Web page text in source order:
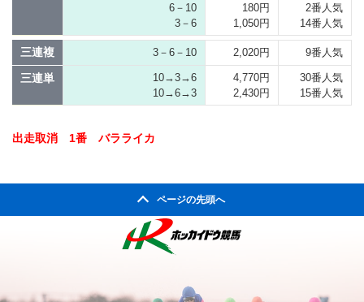
6－10
3－6
180円
1,050円
2番人気
14番人気
三連複 3－6－10 2,020円 9番人気
三連単
10→3→6
10→6→3
4,770円
2,430円
30番人気
15番人気
出走取消 1番 バラライカ
ページの先頭へ